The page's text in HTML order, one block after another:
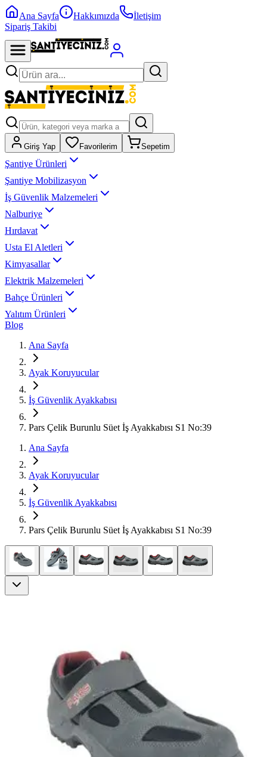
Ana Sayfa Hakkımızda
İletişim
Sipariş Takibi
Giriş Yap Favorilerim Sepetim
Şantiye Ürünleri
Şantiye Mobilizasyon
İş Güvenlik Malzemeleri
Nalburiye
Hırdavat
Usta El Aletleri
Kimyasallar
Elektrik Malzemeleri
Bahçe Ürünleri
Yalıtım Ürünleri
Blog
Ana Sayfa
Ayak Koruyucular
İş Güvenlik Ayakkabısı
Pars Çelik Burunlu Süet İş Ayakkabısı S1 No:39
Ana Sayfa
Ayak Koruyucular
İş Güvenlik Ayakkabısı
Pars Çelik Burunlu Süet İş Ayakkabısı S1 No:39